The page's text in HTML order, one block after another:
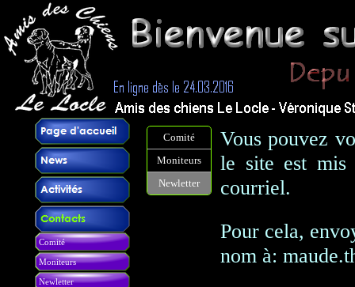
Comité
Moniteurs
Newletter
Comité
Moniteurs
Newletter
Vous pouvez
le site est mis
courriel.
Pour cela,
nom à: